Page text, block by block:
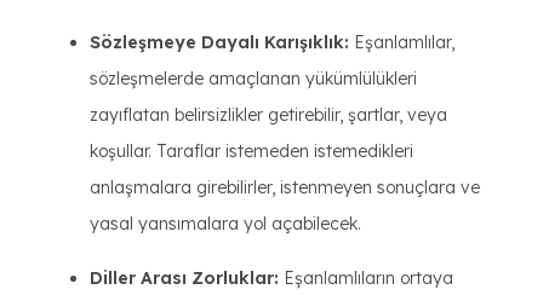
Sözleşmeye Dayalı Karışıklık: Eşanlamlılar,
sözleşmelerde amaçlanan yükümlülükleri
zayıflatan belirsizlikler getirebilir, şartlar, veya
koşullar. Taraflar istemeden istemedikleri
anlaşmalara girebilirler, istenmeyen sonuçlara ve
yasal yansımalara yol açabilecek.
Diller Arası Zorluklar: Eşanlamlıların ortaya